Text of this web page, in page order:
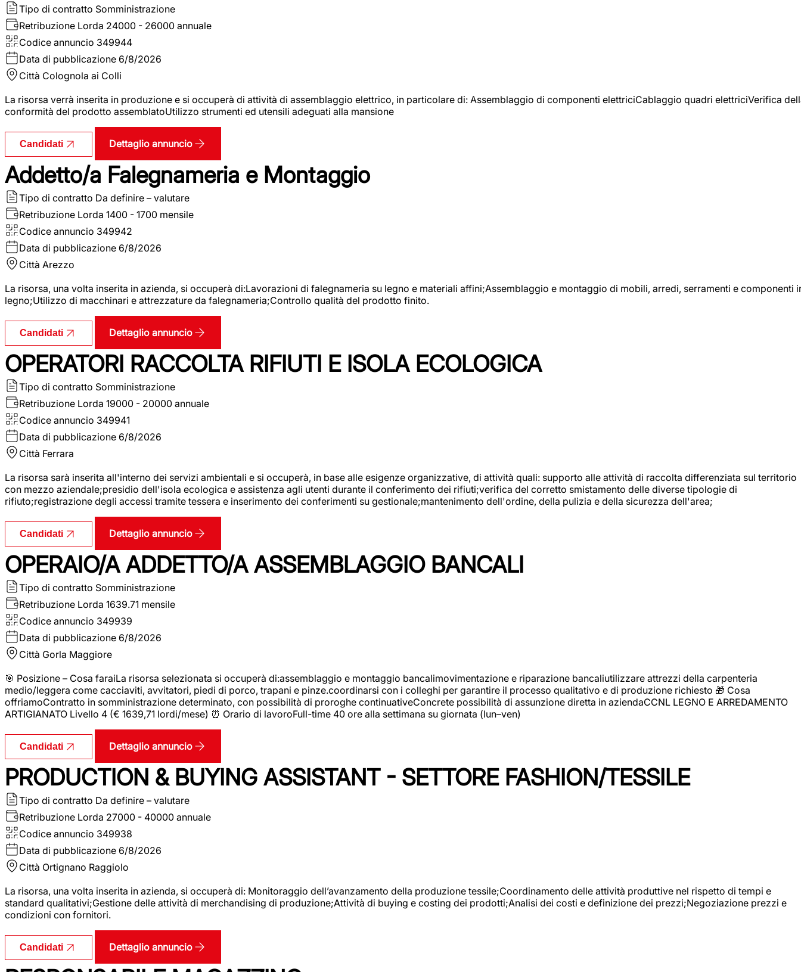
Tipo di contratto Somministrazione
Retribuzione Lorda 24000 - 26000 annuale
Codice annuncio 349944
Data di pubblicazione 6/8/2026
Città Colognola ai Colli
La risorsa verrà inserita in produzione e si occuperà di attività di assemblaggio elettrico, in particolare di: Assemblaggio di componenti elettriciCablaggio quadri elettriciVerifica
conformità del prodotto assemblatoUtilizzo strumenti ed utensili adeguati alla mansione
Candidati Dettaglio annuncio
Addetto/a Falegnameria e Montaggio
Tipo di contratto Da definire – valutare
Retribuzione Lorda 1400 - 1700 mensile
Codice annuncio 349942
Data di pubblicazione 6/8/2026
Città Arezzo
La risorsa, una volta inserita in azienda, si occuperà di:Lavorazioni di falegnameria su legno e materiali affini;Assemblaggio e montaggio di mobili, arredi, serramenti e componenti
legno;Utilizzo di macchinari e attrezzature da falegnameria;Controllo qualità del prodotto finito.
Candidati Dettaglio annuncio
OPERATORI RACCOLTA RIFIUTI E ISOLA ECOLOGICA
Tipo di contratto Somministrazione
Retribuzione Lorda 19000 - 20000 annuale
Codice annuncio 349941
Data di pubblicazione 6/8/2026
Città Ferrara
La risorsa sarà inserita all'interno dei servizi ambientali e si occuperà, in base alle esigenze organizzative, di attività quali: supporto alle attività di raccolta differenziata sul territorio
con mezzo aziendale;presidio dell'isola ecologica e assistenza agli utenti durante il conferimento dei rifiuti;verifica del corretto smistamento delle diverse tipologie di
rifiuto;registrazione degli accessi tramite tessera e inserimento dei conferimenti su gestionale;mantenimento dell'ordine, della pulizia e della sicurezza dell'area;
Candidati Dettaglio annuncio
OPERAIO/A ADDETTO/A ASSEMBLAGGIO BANCALI
Tipo di contratto Somministrazione
Retribuzione Lorda 1639.71 mensile
Codice annuncio 349939
Data di pubblicazione 6/8/2026
Città Gorla Maggiore
🎯 Posizione – Cosa faraiLa risorsa selezionata si occuperà di:assemblaggio e montaggio bancalimovimentazione e riparazione bancaliutilizzare attrezzi della carpenteria
medio/leggera come cacciaviti, avvitatori, piedi di porco, trapani e pinze.coordinarsi con i colleghi per garantire il processo qualitativo e di produzione richiesto 🎁 Cosa
offriamoContratto in somministrazione determinato, con possibilità di proroghe continuativeConcrete possibilità di assunzione diretta in aziendaCCNL LEGNO E ARREDAMENTO
ARTIGIANATO Livello 4 (€ 1639,71 lordi/mese) ⏰ Orario di lavoroFull-time 40 ore alla settimana su giornata (lun–ven)
Candidati Dettaglio annuncio
PRODUCTION & BUYING ASSISTANT - SETTORE FASHION/TESSILE
Tipo di contratto Da definire – valutare
Retribuzione Lorda 27000 - 40000 annuale
Codice annuncio 349938
Data di pubblicazione 6/8/2026
Città Ortignano Raggiolo
La risorsa, una volta inserita in azienda, si occuperà di: Monitoraggio dell’avanzamento della produzione tessile;Coordinamento delle attività produttive nel rispetto di tempi e
standard qualitativi;Gestione delle attività di merchandising di produzione;Attività di buying e costing dei prodotti;Analisi dei costi e definizione dei prezzi;Negoziazione prezzi e
condizioni con fornitori.
Candidati Dettaglio annuncio